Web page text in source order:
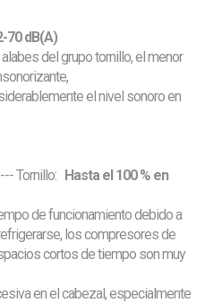
70 dB(A)
del grupo tornillo, el menor
el nivel sonoro en
Tornillo: Hasta el 100 % en
de funcionamiento debido a
loscompresores de
cortos de tiempo son muy
en el cabezal, especialmente